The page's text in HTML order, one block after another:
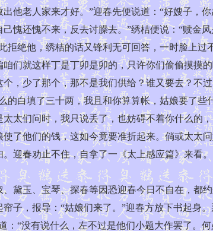
他老人家来才好。”迎春先便说道：“好嫂子，
愧还愧不来，反去讨臊去。”绣桔便说：“赎金
拒绝他，绣桔的话又锋利无可回答，一时脸上
们就这样丁是丁卯是卯的，只许你们偷偷摸摸
，少了那个，那不是我们供给？谁又要去？不
的白填了三十两，我且和你算算帐，姑娘要了
太们问时，我只说丢了，也妨碍不着你什么的
了他们的钱，这如今竟要准折起来。倘或太太
迎春劝止不住，自拿了一《太上感应篇》来看。
玉、宝琴、探春等因恐迎春今日不自在，都约
子，报导：“姑娘们来了。”迎春方放下书起身
：“没有说什么，左不过是他们小题大作罢了。